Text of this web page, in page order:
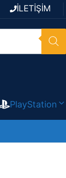
İLETİŞİM
PlayStation